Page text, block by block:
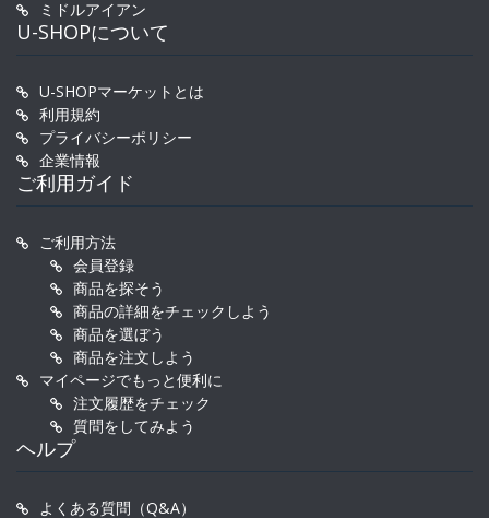
ミドルアイアン
U-SHOPについて
U-SHOPマーケットとは
利用規約
プライバシーポリシー
企業情報
ご利用ガイド
ご利用方法
会員登録
商品を探そう
商品の詳細をチェックしよう
商品を選ぼう
商品を注文しよう
マイページでもっと便利に
注文履歴をチェック
質問をしてみよう
ヘルプ
よくある質問（Q&A）